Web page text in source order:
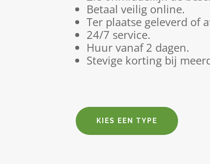
Betaal veilig online.
Ter plaatse geleverd of
24/7 service.
Huur vanaf 2 dagen.
Stevige korting bij
KIES EEN TYPE